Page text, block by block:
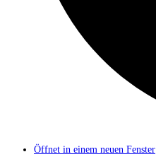
Öffnet in einem neuen Fenster